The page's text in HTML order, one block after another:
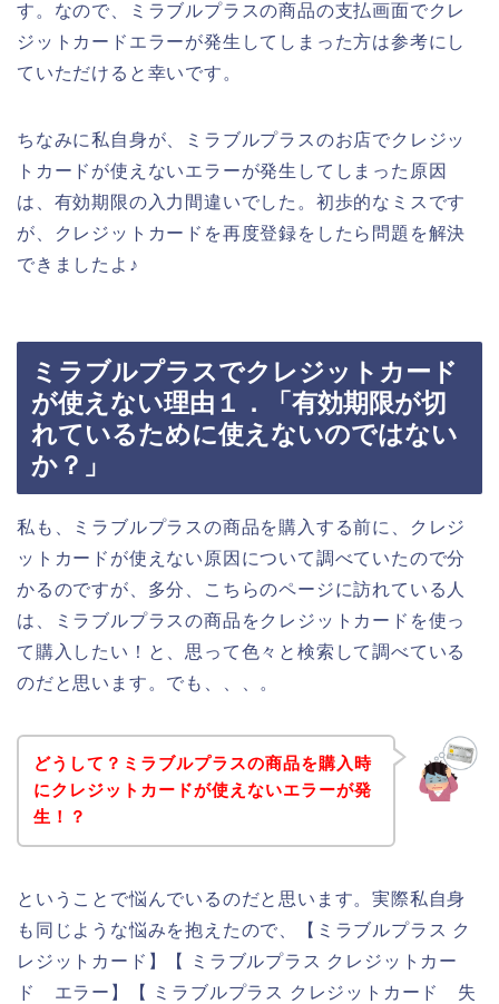
す。なので、ミラブルプラスの商品の支払画面でクレ
ジットカードエラーが発生してしまった方は参考にし
ていただけると幸いです。
ちなみに私自身が、ミラブルプラスのお店でクレジッ
トカードが使えないエラーが発生してしまった原因
は、有効期限の入力間違いでした。初歩的なミスです
が、クレジットカードを再度登録をしたら問題を解決
できましたよ♪
ミラブルプラスでクレジットカード
が使えない理由１．「有効期限が切
れているために使えないのではない
か？」
私も、ミラブルプラスの商品を購入する前に、クレジ
ットカードが使えない原因について調べていたので分
かるのですが、多分、こちらのページに訪れている人
は、ミラブルプラスの商品をクレジットカードを使っ
て購入したい！と、思って色々と検索して調べている
のだと思います。でも、、、。
どうして？ミラブルプラスの商品を購入時
にクレジットカードが使えないエラーが発
生！？
ということで悩んでいるのだと思います。実際私自身
も同じような悩みを抱えたので、【ミラブルプラス ク
レジットカード】【 ミラブルプラス クレジットカー
ド エラー】【 ミラブルプラス クレジットカード 失